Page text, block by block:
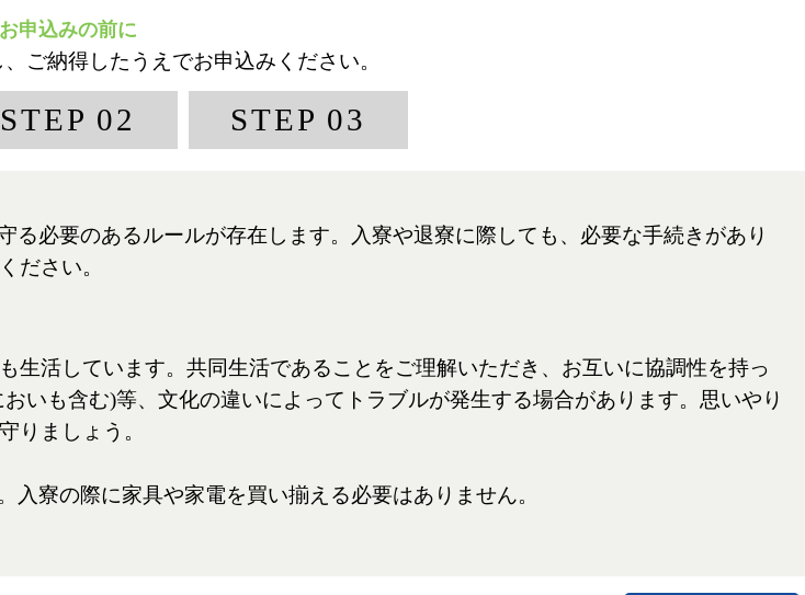
お申込みの前に
ご納得したうえでお申込みください。
STEP 02 STEP 03
必要のあるルールが存在します。入寮や退寮に際しても、必要な手続きがあり
ださい。
生活しています。共同生活であることをご理解いただき、お互いに協調性を持っ
いも含む)等、文化の違いによってトラブルが発生する場合があります。思いやり
りましょう。
寮の際に家具や家電を買い揃える必要はありません。